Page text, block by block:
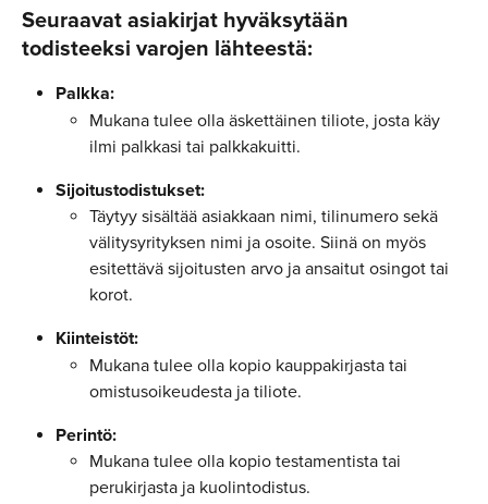
Seuraavat asiakirjat hyväksytään
todisteeksi varojen lähteestä:
Palkka:
Mukana tulee olla äskettäinen tiliote, josta käy
ilmi palkkasi tai palkkakuitti.
Sijoitustodistukset:
Täytyy sisältää asiakkaan nimi, tilinumero sekä
välitysyrityksen nimi ja osoite. Siinä on myös
esitettävä sijoitusten arvo ja ansaitut osingot tai
korot.
Kiinteistöt:
Mukana tulee olla kopio kauppakirjasta tai
omistusoikeudesta ja tiliote.
Perintö:
Mukana tulee olla kopio testamentista tai
perukirjasta ja kuolintodistus.